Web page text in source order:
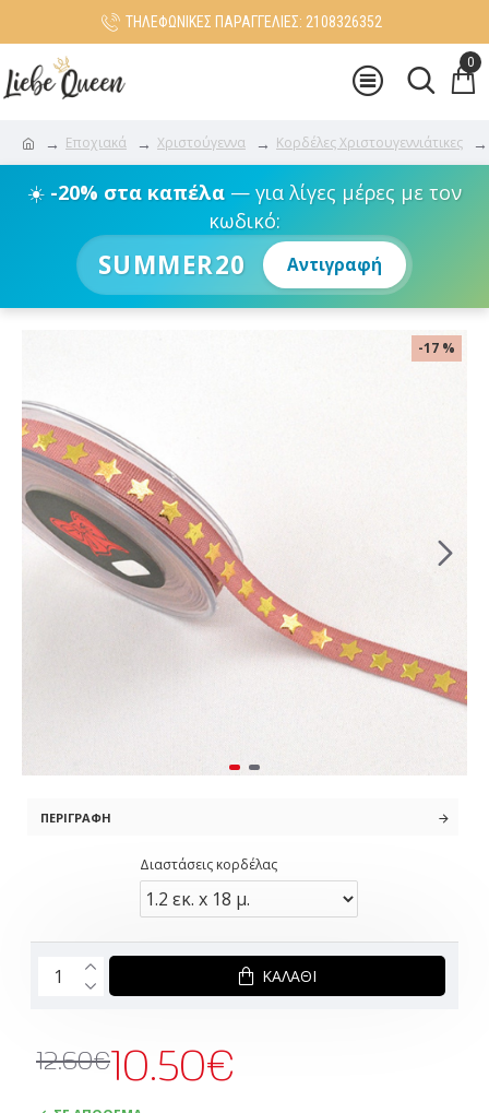
ΤΗΛΕΦΩΝΙΚΕΣ ΠΑΡΑΓΓΕΛΙΕΣ: 2108326352
0
Εποχιακά Χριστούγεννα Κορδέλες Χριστουγεννιάτικες
☀️ -20% στα καπέλα— για λίγες μέρες με τον
κωδικό:
SUMMER20 Αντιγραφή
-17 %
ΠΕΡΙΓΡΑΦΉ
10.50€
12.60€
Διαστάσεις κορδέλας
ΚΑΛΆΘΙ